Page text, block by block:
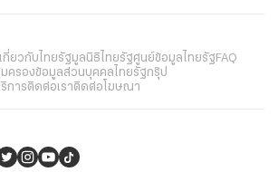
เกี่ยวกับไทยรัฐมูลนิธิไทยรัฐศูนย์ข้อมูลไทยรัฐFAQ
ครองข้อมูลส่วนบุคคลไทยรัฐกรุ๊ป
การติดต่อเราติดต่อโฆษณา